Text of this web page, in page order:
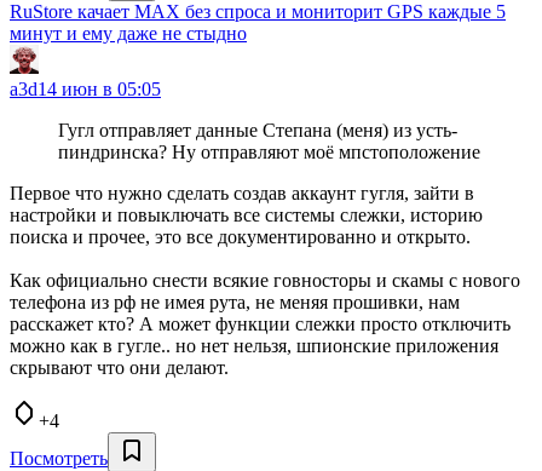
RuStore качает MAX без спроса и мониторит GPS каждые 5
минут и ему даже не стыдно
a3d14 июн в 05:05
Гугл отправляет данные Степана (меня) из усть-
пиндринска? Ну отправляют моё мпстоположение
Первое что нужно сделать создав аккаунт гугля, зайти в
настройки и повыключать все системы слежки, историю
поиска и прочее, это все документированно и открыто.
Как официально снести всякие говносторы и скамы с нового
телефона из рф не имея рута, не меняя прошивки, нам
расскажет кто? А может функции слежки просто отключить
можно как в гугле.. но нет нельзя, шпионские приложения
скрывают что они делают.
+4
Посмотреть